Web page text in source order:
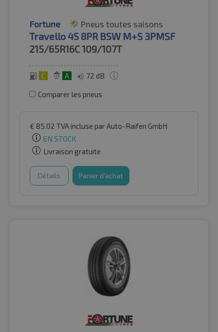
Fortune Pneus toutes saisons
Travello 4S 8PR BSW M+S 3PMSF
215/65R16C109/107T
C A 72 dB
Comparer les pneus
€ 85.02 TVA incluse par Auto-Raifen GmbH
EN STOCK
Livraison gratuite
Détails Panier d'achat